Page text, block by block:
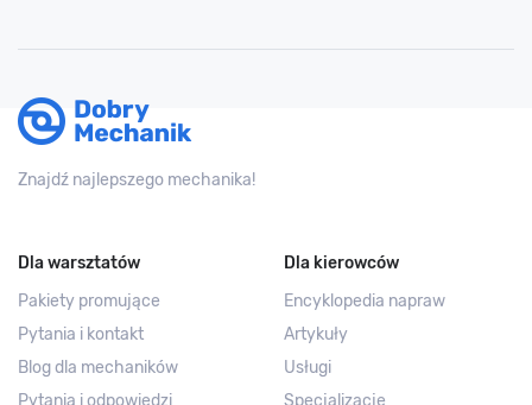
Znajdź najlepszego mechanika!
Dla warsztatów
Pakiety promujące
Pytania i kontakt
Blog dla mechaników
Pytania i odpowiedzi
Dla kierowców
Encyklopedia napraw
Artykuły
Usługi
Specjalizacje